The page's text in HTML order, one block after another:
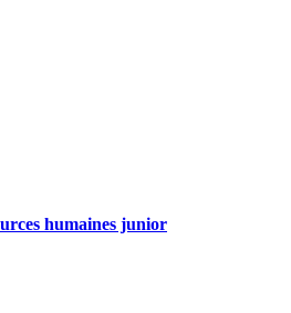
humaines junior